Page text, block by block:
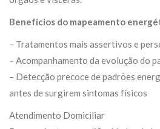
Benefícios do mapeamento
– Tratamentos mais assertivos e
– Acompanhamento da evolução do
– Detecção precoce de padrões
antes de surgirem sintomas físicos
Atendimento Domiciliar